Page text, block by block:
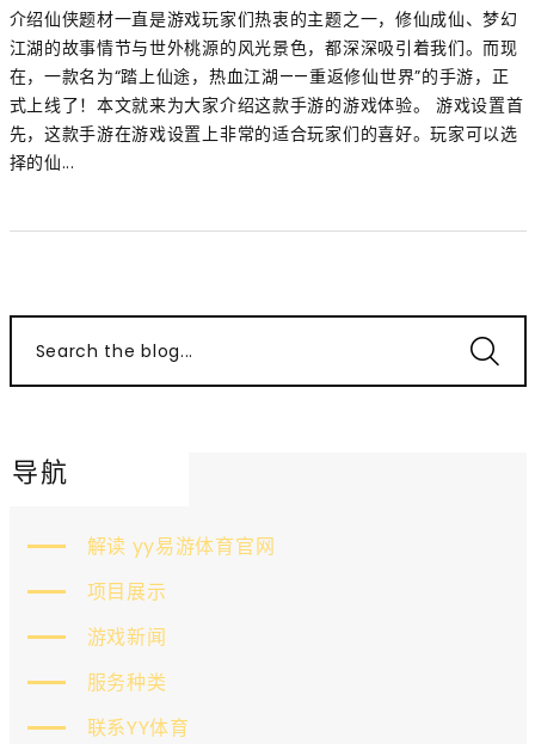
介绍仙侠题材一直是游戏玩家们热衷的主题之一，修仙成仙、梦幻
江湖的故事情节与世外桃源的风光景色，都深深吸引着我们。而现
在，一款名为“踏上仙途，热血江湖——重返修仙世界”的手游，正
式上线了！本文就来为大家介绍这款手游的游戏体验。 游戏设置首
先，这款手游在游戏设置上非常的适合玩家们的喜好。玩家可以选
择的仙...
Search the blog...
导航
解读 yy易游体育官网
项目展示
游戏新闻
服务种类
联系YY体育